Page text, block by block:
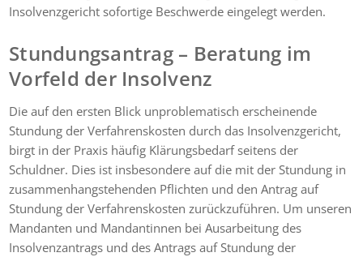
Insolvenzgericht sofortige Beschwerde eingelegt werden.
Stundungsantrag – Beratung im
Vorfeld der Insolvenz
Die auf den ersten Blick unproblematisch erscheinende
Stundung der Verfahrenskosten durch das Insolvenzgericht,
birgt in der Praxis häufig Klärungsbedarf seitens der
Schuldner. Dies ist insbesondere auf die mit der Stundung in
zusammenhangstehenden Pflichten und den Antrag auf
Stundung der Verfahrenskosten zurückzuführen. Um unseren
Mandanten und Mandantinnen bei Ausarbeitung des
Insolvenzantrags und des Antrags auf Stundung der